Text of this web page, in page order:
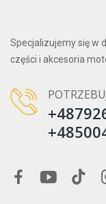
Specjalizujemy się w
części i akcesoria